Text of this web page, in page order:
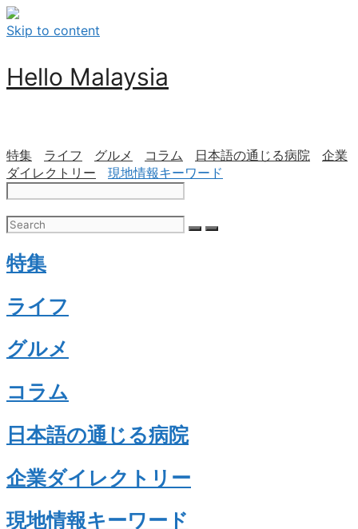
Skip to content
Hello Malaysia
特集 ライフ グルメ コラム 日本語の通じる病院
企業
ダイレクトリー
現地情報キーワード
特集
ライフ
グルメ
コラム
日本語の通じる病院
企業ダイレクトリー
現地情報キーワード